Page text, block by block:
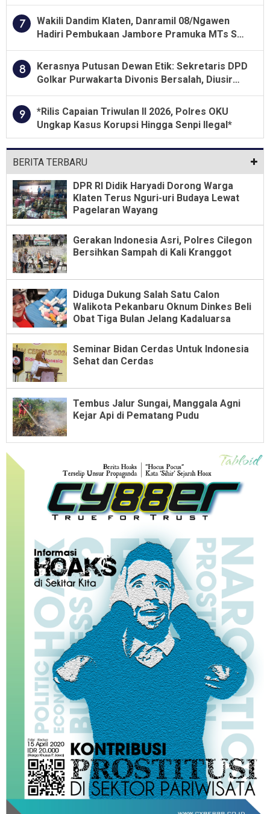
7
Wakili Dandim Klaten, Danramil 08/Ngawen
Hadiri Pembukaan Jambore Pramuka MTs Se-
8
Kerasnya Putusan Dewan Etik: Sekretaris DPD
Golkar Purwakarta Divonis Bersalah, Diusir
9
*Rilis Capaian Triwulan II 2026, Polres OKU
Ungkap Kasus Korupsi Hingga Senpi Ilegal*
BERITA TERBARU
DPR RI Didik Haryadi Dorong Warga
Klaten Terus Nguri-uri Budaya Lewat
Pagelaran Wayang
Gerakan Indonesia Asri, Polres Cilegon
Bersihkan Sampah di Kali Kranggot
Diduga Dukung Salah Satu Calon
Walikota Pekanbaru Oknum Dinkes Beli
Obat Tiga Bulan Jelang Kadaluarsa
Seminar Bidan Cerdas Untuk Indonesia
Sehat dan Cerdas
Tembus Jalur Sungai, Manggala Agni
Kejar Api di Pematang Pudu